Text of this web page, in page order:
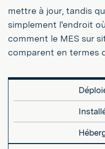
mettre à jour, tandis
simplement l'endroit
comment le MES sur
comparent en termes